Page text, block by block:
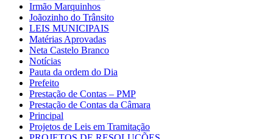
Irmão Marquinhos
Joãozinho do Trânsito
LEIS MUNICIPAIS
Matérias Aprovadas
Neta Castelo Branco
Notícias
Pauta da ordem do Dia
Prefeito
Prestação de Contas – PMP
Prestação de Contas da Câmara
Principal
Projetos de Leis em Tramitação